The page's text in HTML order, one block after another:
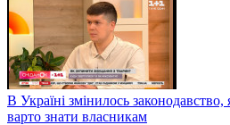
В Україні змінилось
варто знати власникам